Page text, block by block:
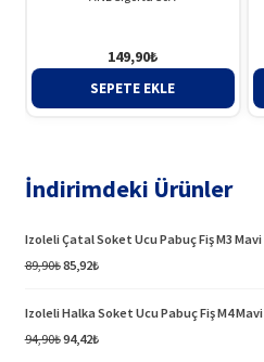
149,90₺
SEPETE EKLE
İndirimdeki Ürünler
Izoleli Çatal Soket Ucu Pabuç Fiş M3 Mavi
89,90₺Orijinal
85,92₺Şu
Izoleli Halka Soket Ucu Pabuç Fiş M4 Mavi
94,90₺Orijinal
94,42₺Şu